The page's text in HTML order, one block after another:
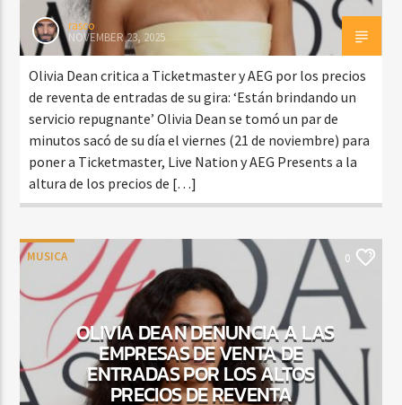
rasco
NOVEMBER 23, 2025
Olivia Dean critica a Ticketmaster y AEG por los precios
de reventa de entradas de su gira: ‘Están brindando un
servicio repugnante’ Olivia Dean se tomó un par de
minutos sacó de su día el viernes (21 de noviembre) para
poner a Ticketmaster, Live Nation y AEG Presents a la
altura de los precios de […]
MUSICA 0
OLIVIA DEAN DENUNCIA A LAS
EMPRESAS DE VENTA DE
ENTRADAS POR LOS ALTOS
PRECIOS DE REVENTA